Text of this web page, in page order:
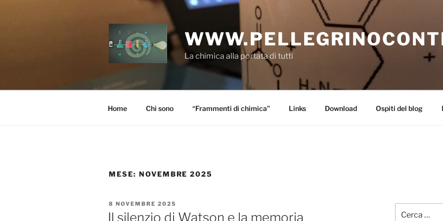
La chimica alla portata di tutti
Home Chi sono “Frammenti di chimica” Links Download Ospiti del blog
MESE: NOVEMBRE 2025
PUBBLICATO
IL
8 NOVEMBRE 2025
Il silenzio di Watson e la memoria